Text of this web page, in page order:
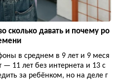
сколько давать и почему ро
в среднем в 9 лет и 9 меся
— 11 лет без интернета и 13 с
за ребёнком, но на деле г